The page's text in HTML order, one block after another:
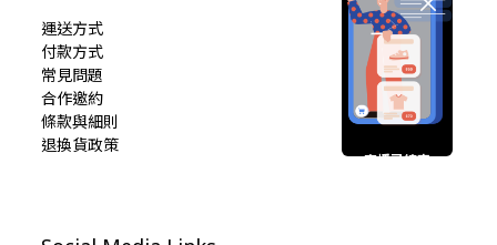
運送方式
付款方式
常見問題
合作邀約
條款與細則
退換貨政策
直播已結束